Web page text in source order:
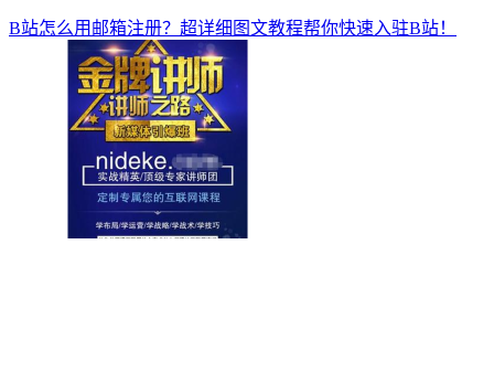
B站怎么用邮箱注册？超详细图文教程帮你快速入驻B站！